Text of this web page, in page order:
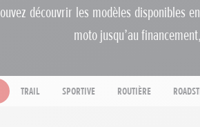
découvrir les modèles disponibles
moto jusqu’au
Trail Sportive Routière